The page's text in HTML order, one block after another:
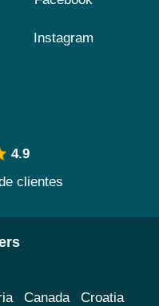
Instagram
4.9
clientes
Canada Croatia